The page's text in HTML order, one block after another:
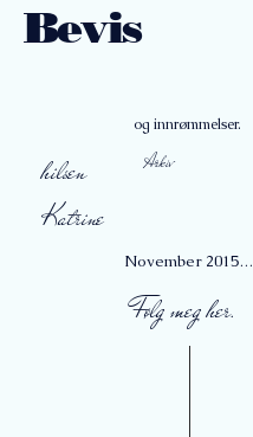
Bevis
og innrømmelser.
hilsen
Katrine
Arkiv
November 2015
(1)
Følg meg her.